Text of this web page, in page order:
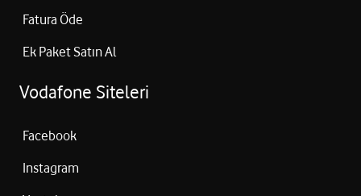
Fatura Öde
Ek Paket Satın Al
Vodafone Siteleri
Facebook
Instagram